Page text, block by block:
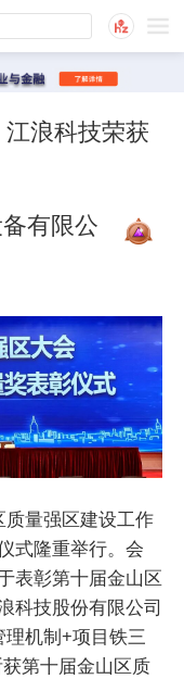
浪科技荣获
有限公
量强区建设工作
式隆重举行。会
表彰第十届金山区
科技股份有限公司
机制+项目铁三
第十届金山区质